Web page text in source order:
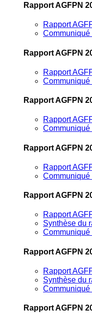
Rapport AGFPN
Rapport
Communiqué
Rapport AGFPN
Rapport
Communiqué
Rapport AGFPN
Rapport
Communiqué
Rapport AGFPN
Rapport
Communiqué
Rapport AGFPN
Rapport
Synthèse du
Communiqué
Rapport AGFPN
Rapport
Synthèse du
Communiqué
Rapport AGFPN